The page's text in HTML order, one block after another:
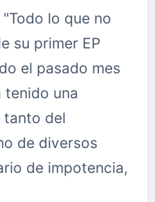
lo que no
su primer EP
el pasado mes
tenido una
tanto del
de diversos
de impotencia,